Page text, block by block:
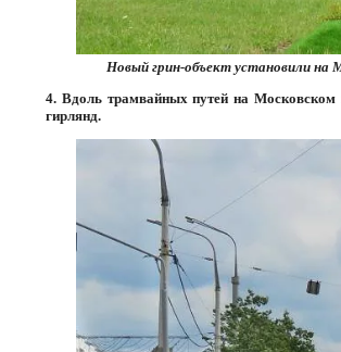
Новый грин-объект установили на
4. Вдоль трамвайных путей на Московском
гирлянд.